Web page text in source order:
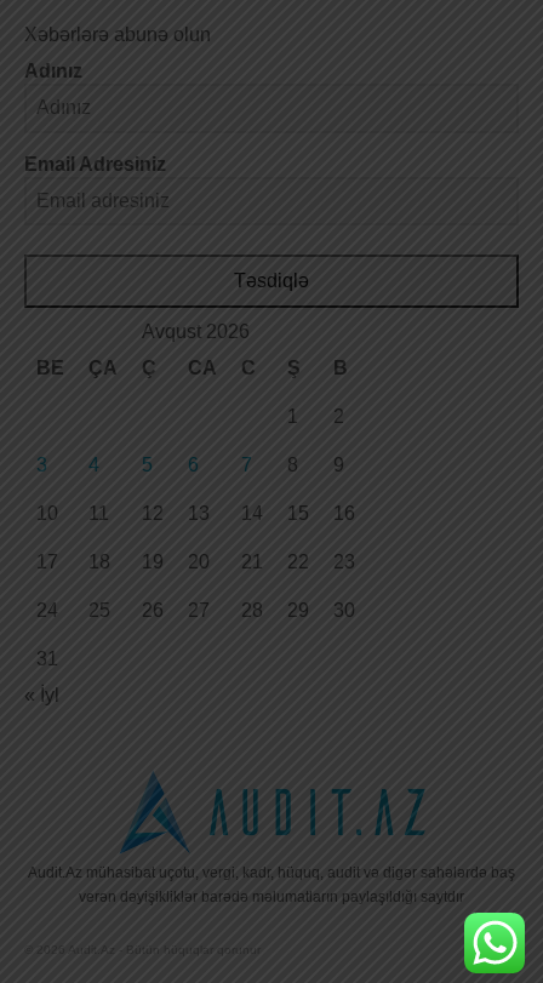
Xəbərlərə abunə olun
Adınız
Email Adresiniz
Təsdiqlə
Avqust 2026
BE
ÇA Ç CA C Ş B
1 2
3 4 5 6 7 8 9
10 11 12 13 14 15 16
17 18 19 20 21 22 23
24 25 26 27 28 29 30
31
« İyl
Audit.Az mühasibat uçotu, vergi, kadr, hüquq, audit və digər sahələrdə baş
verən dəyişikliklər barədə məlumatların paylaşıldığı saytdır
© 2026 Audit.Az - Bütün hüquqlar qorunur